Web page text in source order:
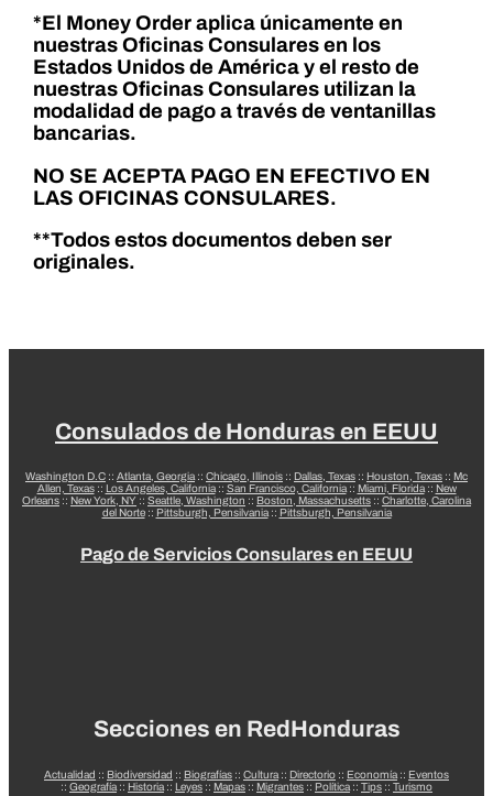
*El Money Order aplica únicamente en
nuestras Oficinas Consulares en los
Estados Unidos de América y el resto de
nuestras Oficinas Consulares utilizan la
modalidad de pago a través de ventanillas
bancarias.
NO SE ACEPTA PAGO EN EFECTIVO EN
LAS OFICINAS CONSULARES.
**Todos estos documentos deben ser
originales.
Consulados de Honduras en EEUU
Washington D.C :: Atlanta, Georgia:: Chicago, Illinois :: Dallas, Texas :: Houston, Texas :: Mc
Allen, Texas:: Los Angeles, California:: San Francisco, California:: Miami, Florida:: New
Orleans :: New York, NY :: Seattle, Washington :: Boston, Massachusetts :: Charlotte, Carolina
del Norte:: Pittsburgh, Pensilvania:: Pittsburgh, Pensilvania
Pago de Servicios Consulares en EEUU
Secciones en RedHonduras
Actualidad :: Biodiversidad :: Biografías :: Cultura :: Directorio :: Economía :: Eventos
:: Geografía :: Historia :: Leyes :: Mapas :: Migrantes :: Política :: Tips :: Turismo